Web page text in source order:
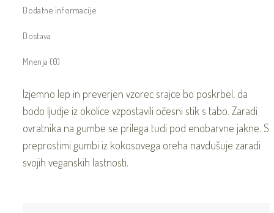
Mnenja (0)
Dodatne informacije
Dostava
Izjemno lep in preverjen vzorec srajce bo poskrbel, da
bodo ljudje iz okolice vzpostavili očesni stik s tabo. Zaradi
ovratnika na gumbe se prilega tudi pod enobarvne jakne. S
preprostimi gumbi iz kokosovega oreha navdušuje zaradi
svojih veganskih lastnosti.